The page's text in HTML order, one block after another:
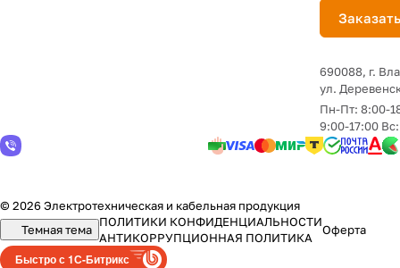
690088, г.
yл.
Пн-Пт: 8:00-
9:00-17:00
© 2026 Электротехническая и кабельная продукция
Темная тема
ПОЛИТИКИ КОНФИДЕНЦИАЛЬНОСТИ
АНТИКОРРУПЦИОННАЯ ПОЛИТИКА
Оферта
Быстро с 1С-Битрикс